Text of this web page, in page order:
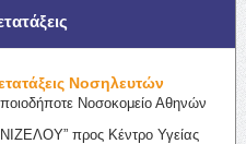
Νοσηλευτών
Νοσοκομείο Αθηνών
προς Κέντρο Υγείας